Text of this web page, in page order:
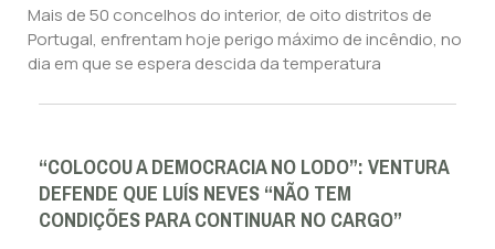
Mais de 50 concelhos do interior, de oito distritos de
Portugal, enfrentam hoje perigo máximo de incêndio, no
dia em que se espera descida da temperatura
“COLOCOU A DEMOCRACIA NO LODO”: VENTURA
DEFENDE QUE LUÍS NEVES “NÃO TEM
CONDIÇÕES PARA CONTINUAR NO CARGO”